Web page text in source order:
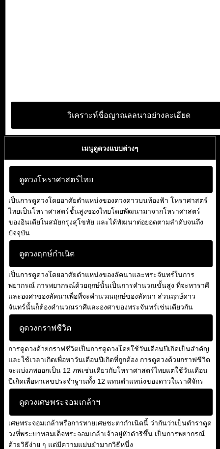
วิเคราะห์ชื่อญาณลลนาอย่างละเอียด
เมนูดูดวงแบบต่างๆ
ดูดวงโหราศาสตร์ไทย
เป็นการดูดวงโดยอาศัยตำแหน่งของดวงดาวบนท้องฟ้า โหราศาสตร์
ไทยเป็นโหราศาสตร์ชั้นสูงของไทยโดยพัฒนามาจากโหราศาสตร์
ของอินเดียในสมัยกรุงสุโขทัย และได้พัฒนาต่อยอดตามลำดับจนถึง
ปัจจุบัน
ดูดวงฤกษ์กำเนิด
เป็นการดูดวงโดยอาศัยตำแหน่งของลัคนาและพระจันทร์ในการ
พยากรณ์ การพยากรณ์ด้วยฤกษ์นั้นเป็นการคำนวณขั้นสูง ที่จะหาราศี
และองศาของลัคนาเพื่อที่จะคำนวณฤกษ์ของลัคนา ส่วนฤกษ์ดาว
จันทร์นั้นก็ต้องคำนวณราศีและองศาของพระจันทร์เช่นเดียวกัน
ดูดวงกราฟชีวิต
การดูดวงด้วยกราฟชีวิตเป็นการดูดวงโดยใช้วันเดือนปีเกิดเป็นสำคัญ
และใช้เวลาเกิดเพื่อหาวันเดือนปีเกิดที่ถูกต้อง การดูดวงด้วยกราฟชีวิต
จะแบ่งภพออกเป็น 12 ภพเช่นเดียวกับโหราศาสตร์ไทยแต่ใช้วันเดือน
ปีเกิดเพื่อหาเลขประจำฐานทั้ง 12 แทนตำแหน่งของดาวในราศีจักร
ดูดวงเศษพระจอมเกล้าฯ
เศษพระจอมเกล้าหรือการทายเศษชะตากำเนิดนี้ ว่ากันว่าเป็นตำราดูด
วงที่พระบาทสมเด็จพระจอมเกล้าเจ้าอยู่หัวดำริขึ้น เป็นการพยากรณ์
ด้วยวิธีง่าย ๆ แต่มีความแม่นยำมากวิธีหนึ่ง